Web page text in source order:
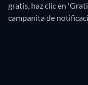
gratis, haz clic en
campanita de